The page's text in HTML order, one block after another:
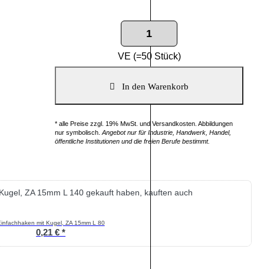
VE (=50 Stück)
* alle Preise zzgl. 19% MwSt. und Versandkosten. Abbildungen
nur symbolisch. Angebot nur für Industrie, Handwerk, Handel,
öffentliche Institutionen und die freien Berufe bestimmt.
ZA 15mm L 140 gekauft haben, kauften auch
mit Kugel, ZA 15mm L 80
0,21 € *